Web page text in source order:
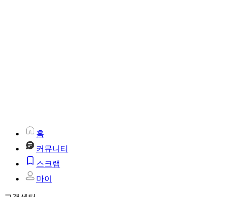
홈
커뮤니티
스크랩
마이